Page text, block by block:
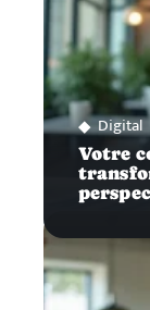
Digital
Votre